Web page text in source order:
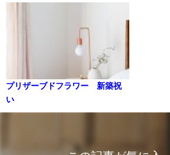
プリザーブドフラワー 新築祝
い